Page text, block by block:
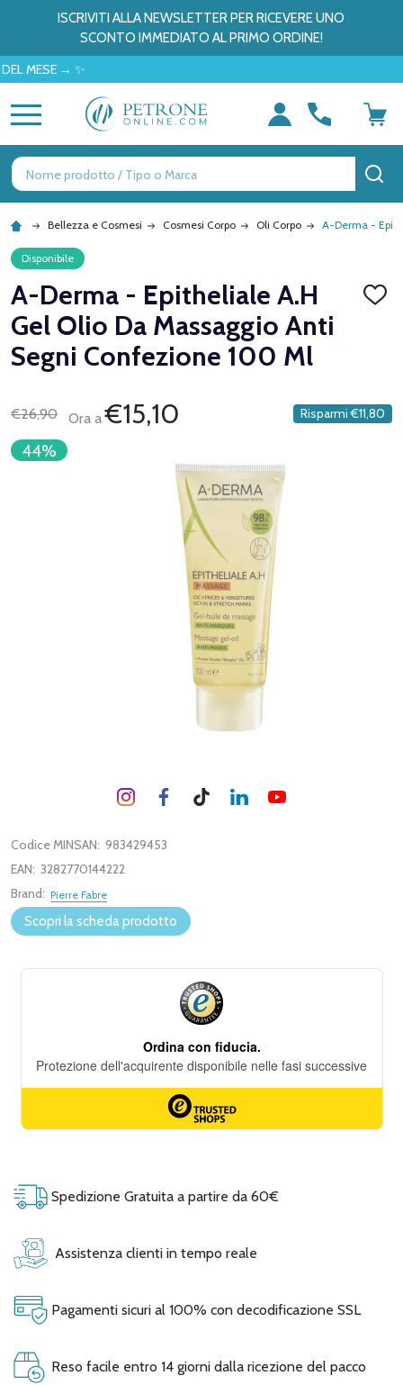
ISCRIVITI ALLA NEWSLETTER PER RICEVERE UNO
SCONTO IMMEDIATO AL PRIMO ORDINE!
→ ✨
Ricerca
Bellezza e Cosmesi Cosmesi Corpo Oli Corpo A-Derma -
Disponibile
A-Derma - Epitheliale A.H
Gel Olio Da Massaggio Anti
Segni Confezione 100 Ml
€26,90 Ora a€15,10 Risparmi €11,80
44%
Codice MINSAN: 983429453
EAN: 3282770144222
Brand: Pierre Fabre
Scopri la scheda prodotto
Spedizione Gratuita a partire da 60€
Assistenza clienti in tempo reale
Pagamenti sicuri al 100% con decodificazione SSL
Reso facile entro 14 giorni dalla ricezione del pacco